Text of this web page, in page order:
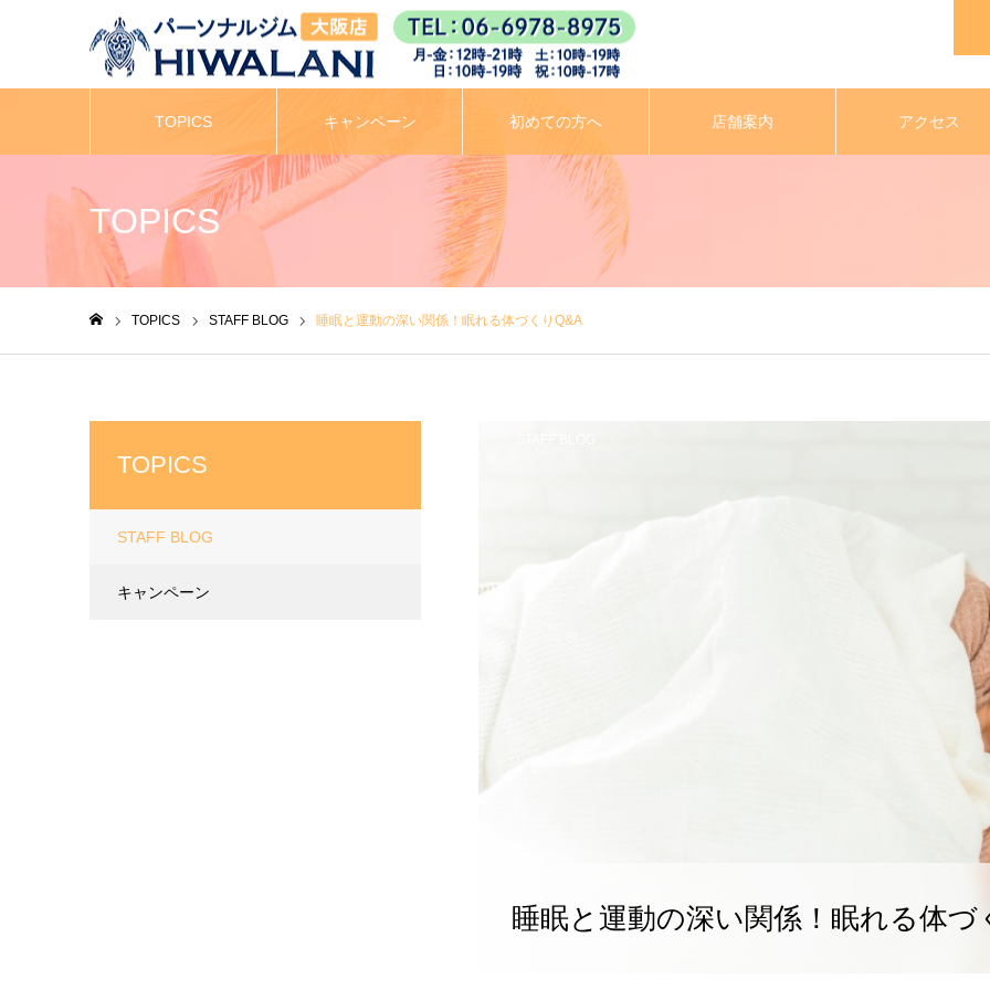
TOPICS キャンペーン 初めての方へ 店舗案内 アクセス
TOPICS
TOPICS STAFF BLOG 睡眠と運動の深い関係！眠れる体づくりQ&A
睡眠と運動の深い関係！眠れる体づ
TOPICS
STAFF BLOG
キャンペーン